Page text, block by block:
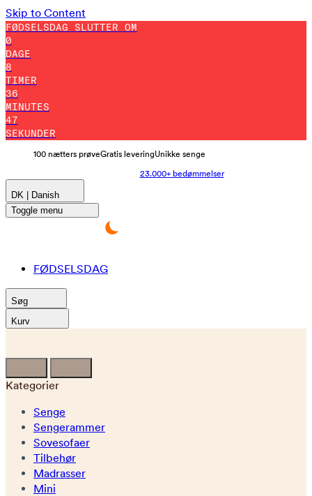
Skip to Content
FØDSELSDAG SLUTTER OM
0
DAGE
8
TIMER
36
MINUTES
39
SEKUNDER
100 nætters prøveGratis leveringUnikke senge
23.000+ bedømmelser
DK | Danish
Toggle menu
FØDSELSDAG
Søg
Kurv
Kategorier
Senge
Sengerammer
Sovesofaer
Tilbehør
Madrasser
Mini